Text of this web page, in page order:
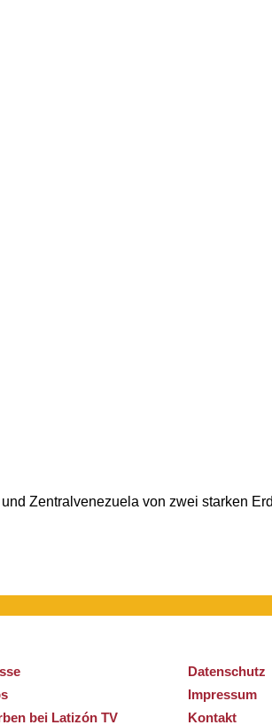
Datenschutz
Impressum
Kontakt
bei Latizón TV
und Zentralvenezuela von zwei starken